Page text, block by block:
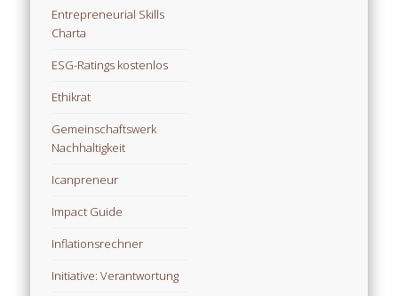
Entrepreneurial Skills
Charta
ESG-Ratings kostenlos
Ethikrat
Gemeinschaftswerk
Nachhaltigkeit
Icanpreneur
Impact Guide
Inflationsrechner
Initiative: Verantwortung